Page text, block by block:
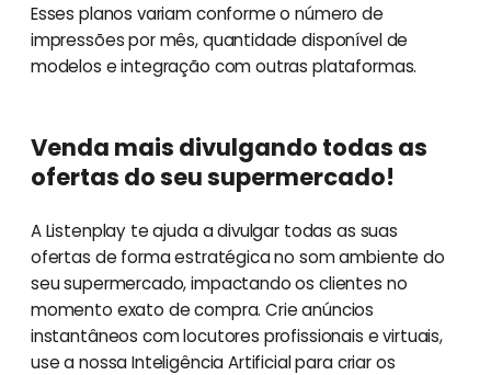
Esses planos variam conforme o número de
impressões por mês, quantidade disponível de
modelos e integração com outras plataformas.
Venda mais divulgando todas as
ofertas do seu supermercado!
A Listenplay te ajuda a divulgar todas as suas
ofertas de forma estratégica no som ambiente do
seu supermercado, impactando os clientes no
momento exato de compra. Crie anúncios
instantâneos com locutores profissionais e virtuais,
use a nossa Inteligência Artificial para criar os